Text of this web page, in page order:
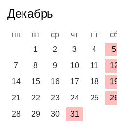
Декабрь
пн вт ср чт пт
1
2 3 4 5
7
8 9 10 11
14
15 16 17 18
21
22 23 24 25
28
29 30 31